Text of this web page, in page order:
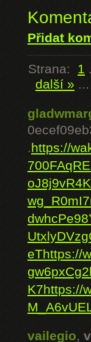
Přidat
Strana: 1
další » ...
.https://
eThttps://
K7https://
vailegio,